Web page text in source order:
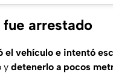
arrestado
el vehículo e intentó
y detenerlo a pocos